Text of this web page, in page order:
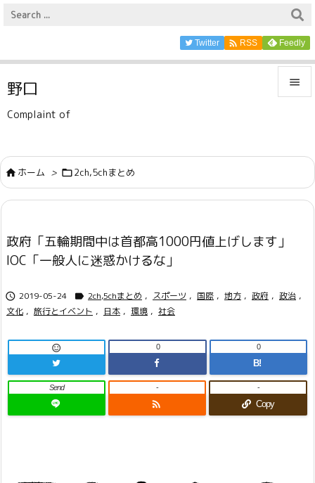

サイド

前へ
Twitter  RSS Feedly
野口
Complaint of
ホーム > 2ch,5chまとめ
政府「五輪期間中は首都高1000円値上げします」
IOC「一般人に迷惑かけるな」
 2019-05-24  2ch,5chまとめ , スポーツ , 国際 , 地方 , 政府 , 政治 ,
文化 , 旅行とイベント , 日本 , 環境 , 社会
 0
B!
0
Send

-
Copy
-